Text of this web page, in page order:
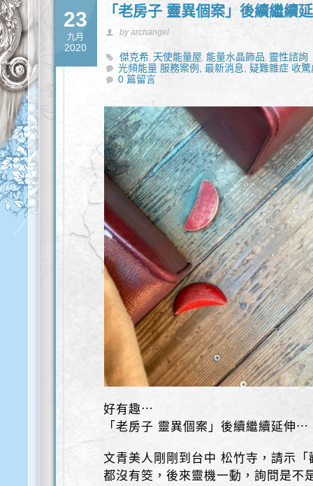
23
九月
2020
「老房子 靈異個案」後續繼續
by archangel
傑克希, 天使能量屋, 能量水晶飾品, 靈性諮詢
光頻能量 服務案例,最新消息,疑難雜症 收
0 篇留言
好有趣⋯
「老房子 靈異個案」後續繼續延伸⋯
文青美人剛剛到台中 松竹寺，請示
都沒有筊，後來靈機一動，詢問是不